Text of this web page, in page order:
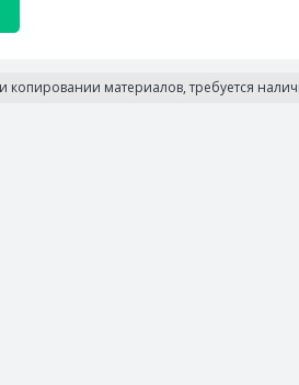
копировании материалов, требуется